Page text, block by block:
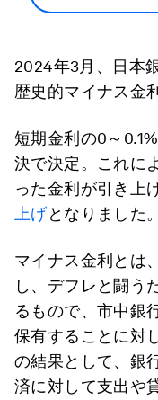
2024年3月、日本
歴史的マイナス金
短期金利の0～
決で決定。これに
った金利が引き上
上げとなりました。
マイナス金利とは
し、デフレと闘う
るもので、市中銀
保有することに対
の結果として、銀
済に対して支出や